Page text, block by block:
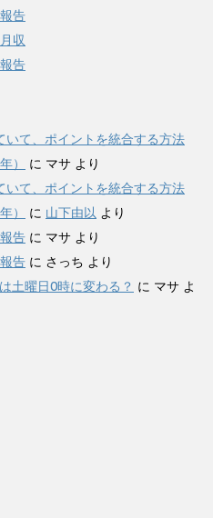
告
収
告
て、ポイントを統合する方法
）
に マサ より
て、ポイントを統合する方法
）
に 山下由以 より
告 に マサ より
告 に さっち より
土曜日0時に変わる？ に マサ よ